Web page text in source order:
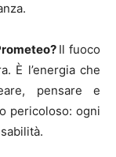
Il fuoco
È l’energia che
pensare e
pericoloso: ogni